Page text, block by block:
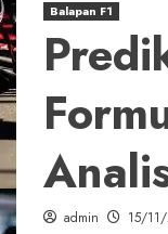
Balapan F1
admin 15/